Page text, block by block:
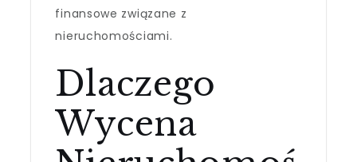
finansowe związane z
nieruchomościami.
Dlaczego
Wycena